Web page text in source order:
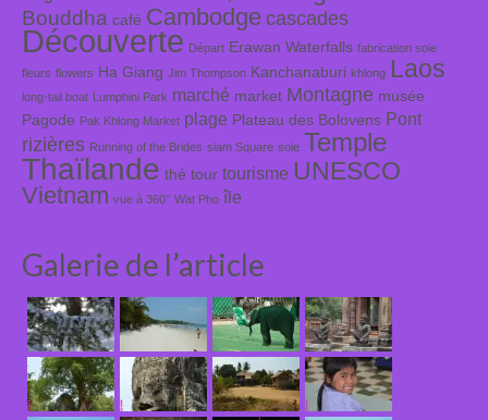
Bouddha café Cambodge cascades
Découverte Départ Erawan Waterfalls fabrication soie
fleurs flowers Ha Giang Jim Thompson Kanchanaburi khlong Laos
long-tail boat Lumphini Park marché market Montagne musée
Pagode Pak Khlong Market plage Plateau des Bolovens Pont
rizières Running of the Brides siam Square soie Temple
Thaïlande thé tour tourisme UNESCO
Vietnam vue à 360° Wat Pho île
Galerie de l’article